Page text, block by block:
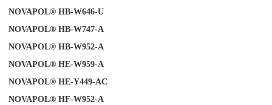
NOVAPOL® HB-W646-U
NOVAPOL® HB-W747-A
NOVAPOL® HB-W952-A
NOVAPOL® HE-W959-A
NOVAPOL® HE-Y449-AC
NOVAPOL® HF-W952-A